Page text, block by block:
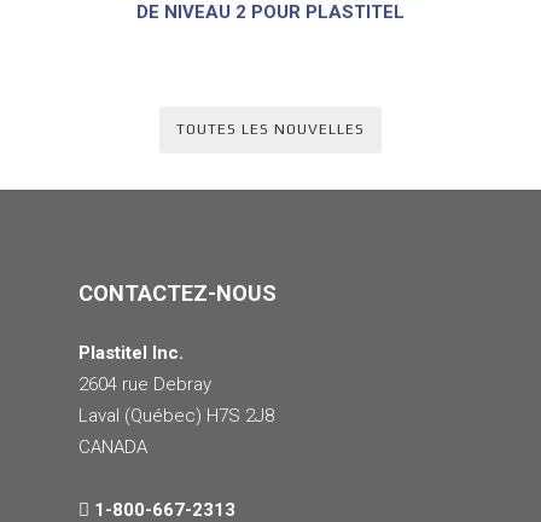
DE NIVEAU 2 POUR PLASTITEL
TOUTES LES NOUVELLES
CONTACTEZ-NOUS
Plastitel Inc.
2604 rue Debray
Laval (Québec) H7S 2J8
CANADA
1-800-667-2313